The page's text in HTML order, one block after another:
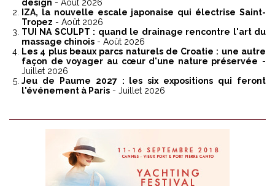
design - Août 2026
IZA, la nouvelle escale japonaise qui électrise Saint-
Tropez - Août 2026
TUI NA SCULPT : quand le drainage rencontre l'art du
massage chinois - Août 2026
Les 4 plus beaux parcs naturels de Croatie : une autre
façon de voyager au cœur d'une nature préservée -
Juillet 2026
Jeu de Paume 2027 : les six expositions qui feront
l'événement à Paris - Juillet 2026